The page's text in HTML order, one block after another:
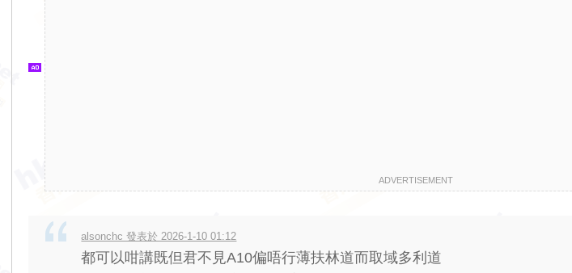
ADVERTISEMENT
alsonchc 發表於 2026-1-10 01:12
都可以咁講既但君不見A10偏唔行薄扶林道而取域多利道